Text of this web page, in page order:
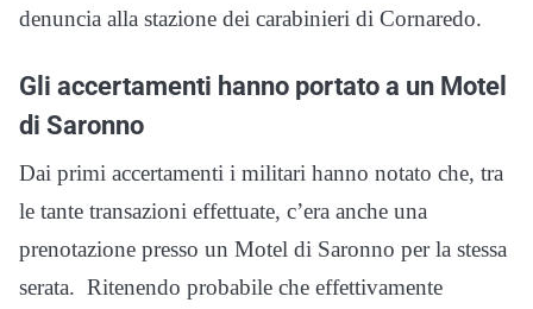
denuncia alla stazione dei carabinieri di Cornaredo.
Gli accertamenti hanno portato a un Motel
di Saronno
Dai primi accertamenti i militari hanno notato che, tra
le tante transazioni effettuate, c’era anche una
prenotazione presso un Motel di Saronno per la stessa
serata. Ritenendo probabile che effettivamente